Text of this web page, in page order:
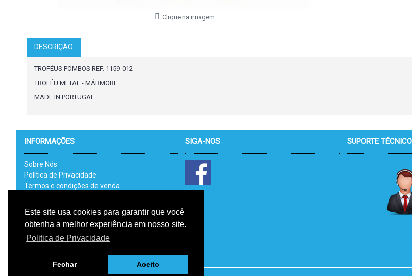
Este site usa cookies para garantir que você
obtenha a melhor experiência em nosso site.
Politica de Privacidade
Fechar Aceito
Clique na imagem
DESCRIÇÃO
TROFÉUS POMBOS REF. 1159-012
TROFÉU METAL - MÁRMORE
MADE IN PORTUGAL
INFORMAÇÕES
Sobre Nós
Política de Privacidade
Termos e condições de venda
Link Uteis - RAL
Livro de Reclamações Electrónico
RGPD
SIGA-NOS SUPORTE